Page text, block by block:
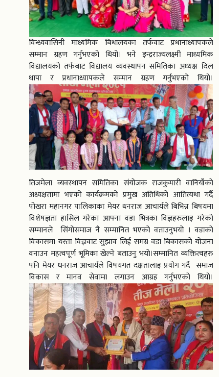
विन्ध्यवासिनी माध्यमिक बिधालयका तर्फवाट प्रधानाध्यापकले
सम्मान ग्रहण गर्नुभएको थियो। भने इन्द्रराज्यलक्ष्मी माध्यमिक
विद्यालयको तर्फबाट विद्यालय व्यवस्थापन समितिका अध्यक्ष दिल
थापा र प्रधानाध्यापकले सम्मान ग्रहण गर्नुभएको थियो।
तिजमेला व्यवस्थापन समितिका संयोजक राजकुमारी वानियाँको
अध्यक्षतामा भएको कार्यक्रमको प्रमुख अतिथिको आतित्यथा गर्दै
पोखरा महानगर पालिकाका मेयर धनराज आचार्यले बिभिन्न बिषयमा
विशेषज्ञता हासिल गरेका आफ्ना वडा भित्रका विज्ञहरुलाइ गरेको
सम्मानले सिंगोसमाज नै सम्मानित भएको वताउनुभयो । वडाको
विकासमा यस्ता विज्ञवाट सुझाव लिई समग्र वडा बिकासको योजना
वनाउन महत्वपूर्ण भूमिका खेल्ने बताउनु भयो।सम्मानित व्यक्तित्वहरु
पनि मेयर धनराज आचार्यले विषयगत दक्षतालाइ प्रयोग गर्दै समाज
विकास र मानव सेवामा लगाउन आग्रह गर्नुभएको थियो।